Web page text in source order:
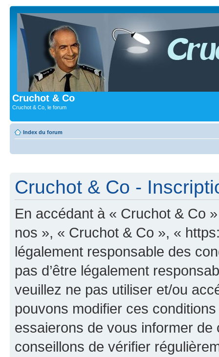
Cruchot & Co
Cruchot & Co, le forum
Index du forum
Cruchot & Co -
En accédant à « Cruchot & Co
nos », « Cruchot & Co », «
légalement responsable des
pas d’être légalement
veuillez ne pas utiliser et/ou
pouvons modifier ces
essaierons de vous informer
conseillons de vérifier